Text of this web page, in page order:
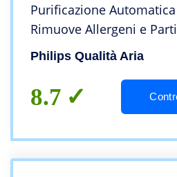
Purificazione
Rimuove Allergeni e
Dimensioni Compatte,
Silenzioso, Bianco/Nero
Philips Qualità Aria
8.7